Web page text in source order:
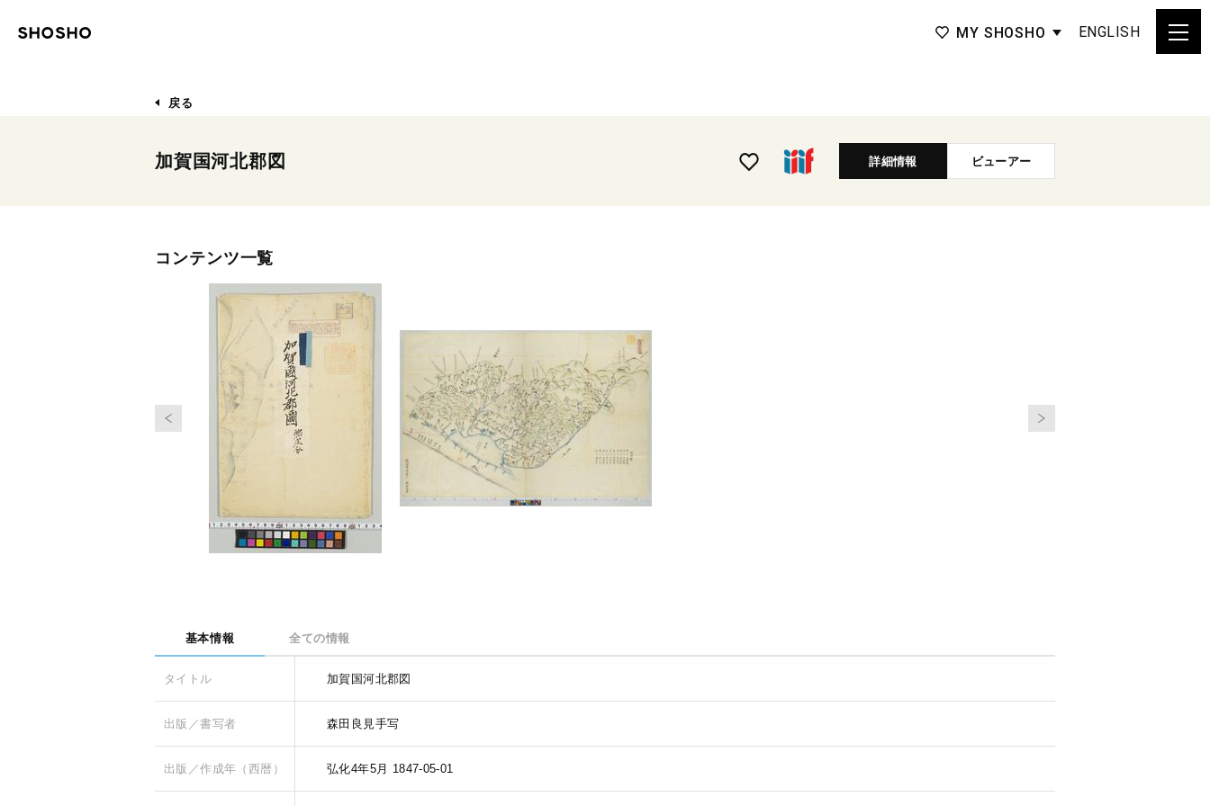
MY SHOSHO ENGLISH
戻る
加賀国河北郡図 詳細情報 ビューアー
コンテンツ一覧
基本情報 全ての情報
タイトル 加賀国河北郡図
出版／書写者 森田良見手写
出版／作成年（西暦） 弘化4年5月 1847-05-01